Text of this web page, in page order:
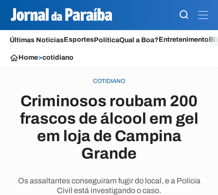
Últimas NotíciasEsportesPolíticaQual a Boa?Entretenimento
Home>cotidiano
COTIDIANO
Criminosos roubam 200
frascos de álcool em gel
em loja de Campina
Grande
Os assaltantes conseguiram fugir do local, e a Polícia
Civil está investigando o caso.